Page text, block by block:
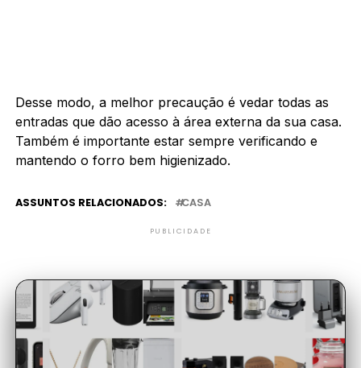
Desse modo, a melhor precaução é vedar todas as
entradas que dão acesso à área externa da sua casa.
Também é importante estar sempre verificando e
mantendo o forro bem higienizado.
ASSUNTOS RELACIONADOS: CASA
PUBLICIDADE